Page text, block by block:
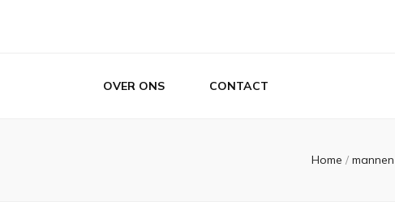
OVER ONS CONTACT
Home / mannen